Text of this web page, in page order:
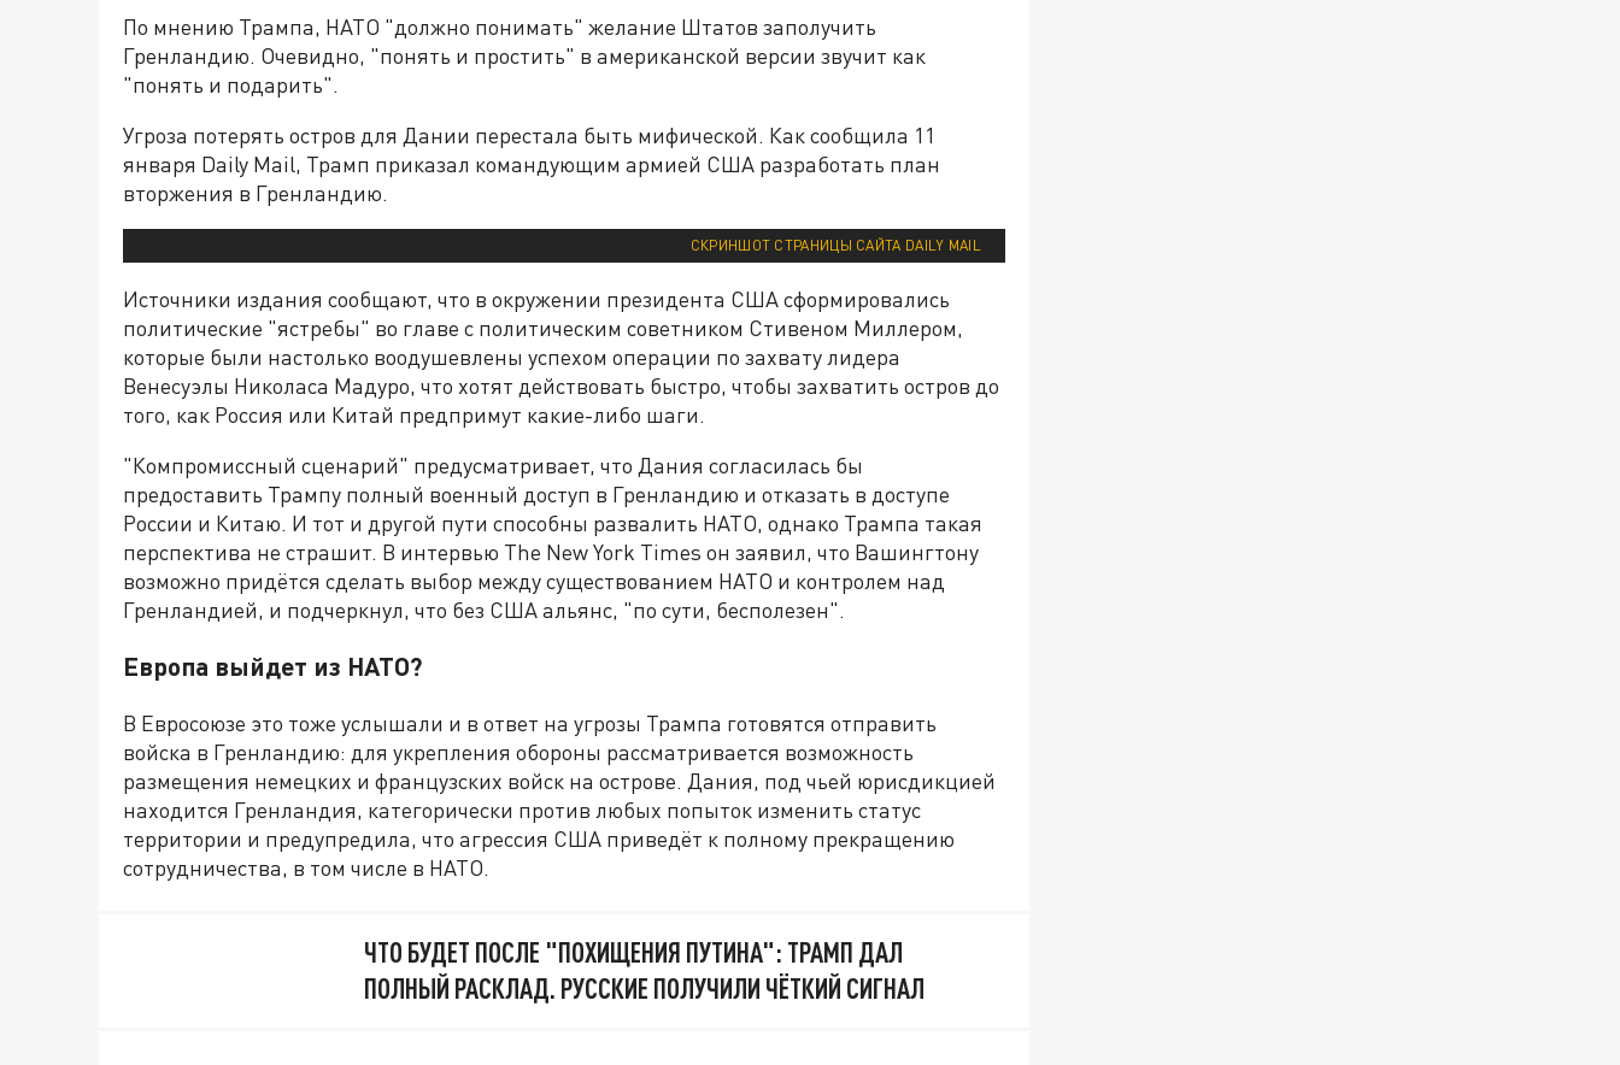
По мнению Трампа, НАТО "должно понимать" желание Штатов заполучить
Гренландию. Очевидно, "понять и простить" в американской версии звучит как
"понять и подарить".
Угроза потерять остров для Дании перестала быть мифической. Как сообщила 11
января Daily Mail, Трамп приказал командующим армией США разработать план
вторжения в Гренландию.
СКРИНШОТ СТРАНИЦЫ САЙТА DAILY MAIL
Источники издания сообщают, что в окружении президента США сформировались
политические "ястребы" во главе с политическим советником Стивеном Миллером,
которые были настолько воодушевлены успехом операции по захвату лидера
Венесуэлы Николаса Мадуро, что хотят действовать быстро, чтобы захватить остров до
того, как Россия или Китай предпримут какие-либо шаги.
"Компромиссный сценарий" предусматривает, что Дания согласилась бы
предоставить Трампу полный военный доступ в Гренландию и отказать в доступе
России и Китаю. И тот и другой пути способны развалить НАТО, однако Трампа такая
перспектива не страшит. В интервью The New York Times он заявил, что Вашингтону
возможно придётся сделать выбор между существованием НАТО и контролем над
Гренландией, и подчеркнул, что без США альянс, "по сути, бесполезен".
Европа выйдет из НАТО?
В Евросоюзе это тоже услышали и в ответ на угрозы Трампа готовятся отправить
войска в Гренландию: для укрепления обороны рассматривается возможность
размещения немецких и французских войск на острове. Дания, под чьей юрисдикцией
находится Гренландия, категорически против любых попыток изменить статус
территории и предупредила, что агрессия США приведёт к полному прекращению
сотрудничества, в том числе в НАТО.
ЧТО БУДЕТ ПОСЛЕ "ПОХИЩЕНИЯ ПУТИНА": ТРАМП ДАЛ
ПОЛНЫЙ РАСКЛАД. РУССКИЕ ПОЛУЧИЛИ ЧЁТКИЙ СИГНАЛ